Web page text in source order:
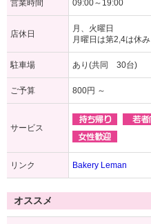
営業時間 09:00～19:00
店休日
月、火曜日
月曜日は第2,4は休み
駐車場 あり(共同 30台)
ご予算 800円 ～
サービス
リンク Bakery Leman
オススメ